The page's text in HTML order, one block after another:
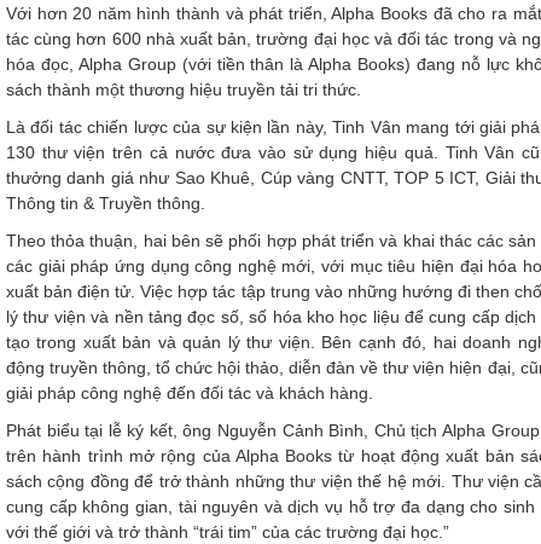
Với hơn 20 năm hình thành và phát triển, Alpha Books đã cho ra
tác cùng hơn 600 nhà xuất bản, trường đại học và đối tác trong và
hóa đọc, Alpha Group (với tiền thân là Alpha Books) đang nỗ lực
sách thành một thương hiệu truyền tải tri thức.
Là đối tác chiến lược của sự kiện lần này, Tinh Vân mang tới giải
130 thư viện trên cả nước đưa vào sử dụng hiệu quả. Tinh Vân
thưởng danh giá như Sao Khuê, Cúp vàng CNTT, TOP 5 ICT, Giải
Thông tin & Truyền thông.
Theo thỏa thuận, hai bên sẽ phối hợp phát triển và khai thác các
các giải pháp ứng dụng công nghệ mới, với mục tiêu hiện đại hóa
xuất bản điện tử. Việc hợp tác tập trung vào những hướng đi then
lý thư viện và nền tảng đọc số, số hóa kho học liệu để cung cấp
tạo trong xuất bản và quản lý thư viện. Bên cạnh đó, hai doanh
động truyền thông, tổ chức hội thảo, diễn đàn về thư viện hiện đại,
giải pháp công nghệ đến đối tác và khách hàng.
Phát biểu tại lễ ký kết, ông Nguyễn Cảnh Bình, Chủ tịch Alpha
trên hành trình mở rộng của Alpha Books từ hoạt động xuất bản
sách cộng đồng để trở thành những thư viện thế hệ mới. Thư viện
cung cấp không gian, tài nguyên và dịch vụ hỗ trợ đa dạng cho
với thế giới và trở thành “trái tim” của các trường đại học.”